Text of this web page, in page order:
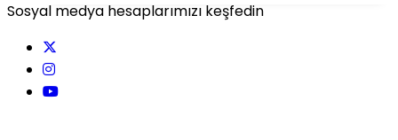
Sosyal medya hesaplarımızı keşfedin